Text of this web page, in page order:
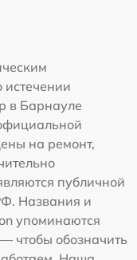
в Барнауле
на ремонт,
публичной
Названия и
упоминаются
чтобы обозначить